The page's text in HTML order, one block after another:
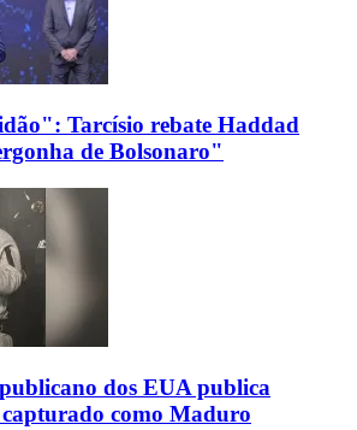
Tarcísio rebate Haddad
de Bolsonaro"
dos EUA publica
como Maduro